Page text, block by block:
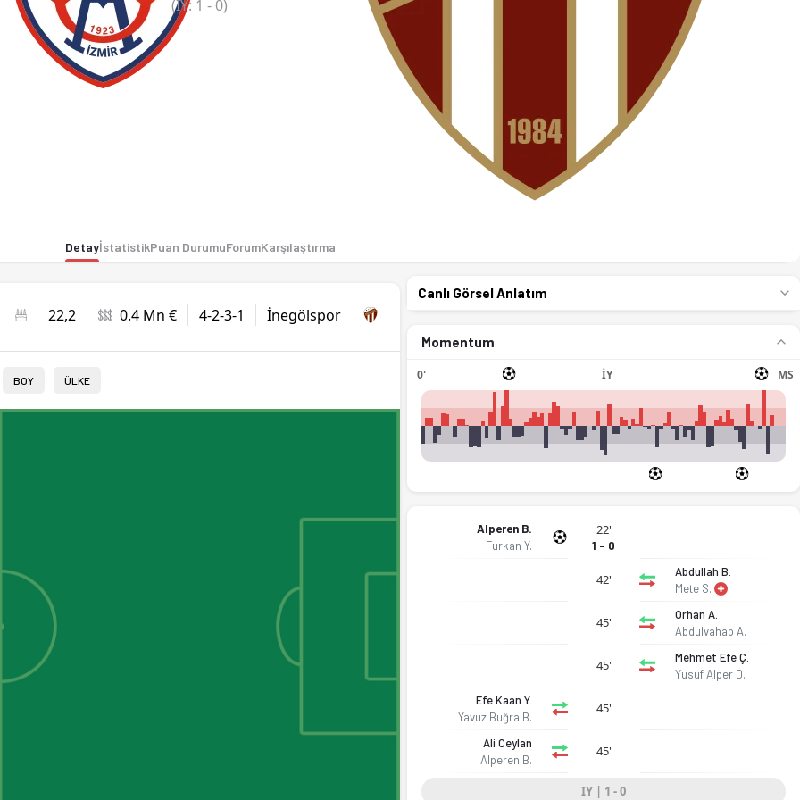
(İY: 1 - 0)
DetayİstatistikPuan DurumuForumKarşılaştırma
İnegölspor
4-2-3-1
0.4 Mn €
22,2
BOY
ÜLKE
Canlı Görsel Anlatım
Momentum
0' İY MS
Alperen B.
Furkan Y.
22'
1 - 0
42'
Abdullah B.
Mete S.
45'
Orhan A.
Abdulvahap A.
45'
Mehmet Efe Ç.
Yusuf Alper D.
Efe Kaan Y.
Yavuz Buğra B.
45'
Ali Ceylan
Alperen B.
45'
IY | 1 - 0